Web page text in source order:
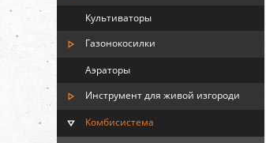
Культиваторы
Газонокосилки
Аэраторы
Инструмент для живой изгороди
Комбисистема